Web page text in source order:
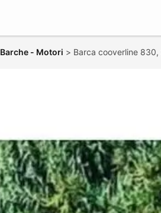
Barche - Motori > Barca cooverline 830,